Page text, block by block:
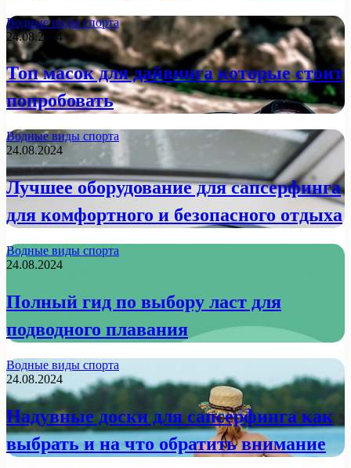
Водные виды спорта
24.08.2024
Топ масок для дайвинга которые стоит
попробовать
Водные виды спорта
24.08.2024
Лучшее оборудование для сапсерфинга
для комфортного и безопасного отдыха
Водные виды спорта
24.08.2024
Полный гид по выбору ласт для
подводного плавания
Водные виды спорта
24.08.2024
Надувные доски для сапсерфинга как
выбрать и на что обратить внимание